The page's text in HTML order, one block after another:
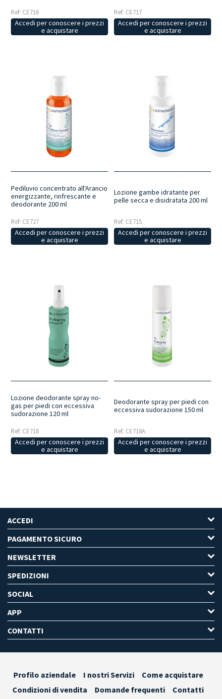
Ref: CE716
Accedi per conoscere i prezzi
e acquistare
Ref: CE717
Accedi per conoscere i prezzi
e acquistare
Pediluvio concentrato all'Arancio
energizzante, rinfrescante e
deodorante 200 ml
Ref: CE727
Accedi per conoscere i prezzi
e acquistare
Lozione gambe idratante per
pelle secca e disidratata 200 ml
Ref: CE715
Accedi per conoscere i prezzi
e acquistare
Lozione deodorante spray no-
gas per piedi con eccessiva
sudorazione 120 ml
Ref: CE718
Accedi per conoscere i prezzi
e acquistare
Deodorante spray per piedi con
eccessiva sudorazione 150 ml
Ref: CE718A
Accedi per conoscere i prezzi
e acquistare
ACCEDI
PAGAMENTO SICURO
NEWSLETTER
SPEDIZIONI
SOCIAL
APP
CONTATTI
Profilo aziendale I nostri Servizi
Come acquistare
Condizioni di vendita
Domande frequenti Contatti